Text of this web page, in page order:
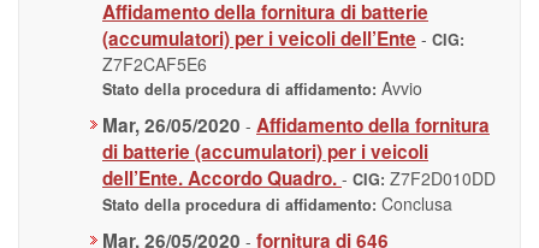
Affidamento della fornitura di batterie
(accumulatori) per i veicoli dell’Ente - CIG:
Z7F2CAF5E6
Stato della procedura di affidamento: Avvio
Mar, 26/05/2020 - Affidamento della fornitura
di batterie (accumulatori) per i veicoli
dell’Ente. Accordo Quadro. - CIG: Z7F2D010DD
Stato della procedura di affidamento: Conclusa
Mar, 26/05/2020 - fornitura di 646